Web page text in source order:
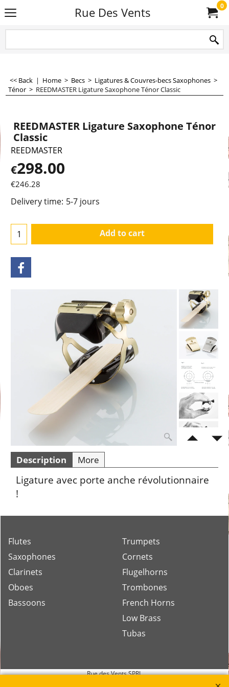
Rue Des Vents 0
<< Back | Home > Becs > Ligatures & Couvres-becs Saxophones >
Ténor > REEDMASTER Ligature Saxophone Ténor Classic
REEDMASTER Ligature Saxophone Ténor
Classic
REEDMASTER
€298.00
€246.28
Delivery time: 5-7 jours
Add to cart
Description More
Ligature avec porte anche révolutionnaire
!
Flutes
Saxophones
Clarinets
Oboes
Bassoons
Trumpets
Cornets
Flugelhorns
Trombones
French Horns
Low Brass
Tubas
Rue des Vents SPRL